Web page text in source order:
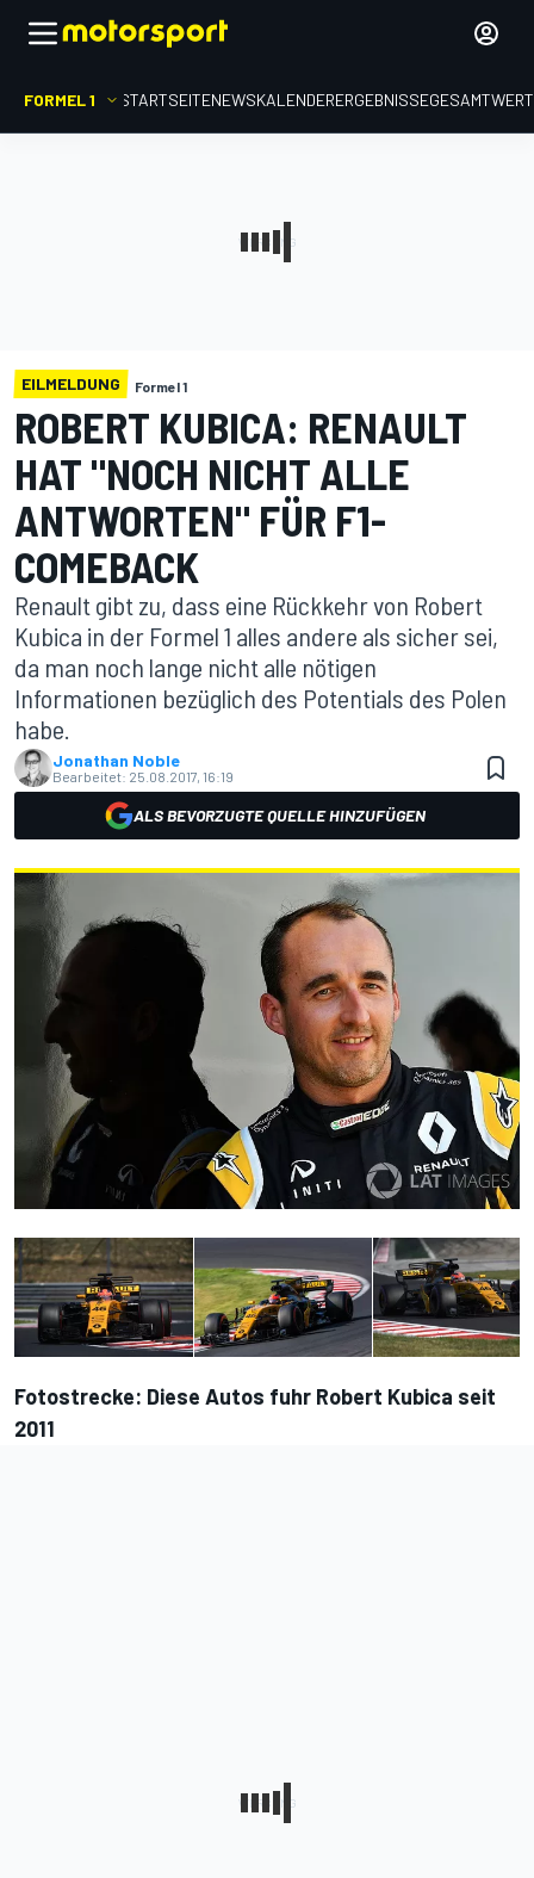
FORMEL 1 STARTSEITENEWSKALENDERERGEBNISSE
EILMELDUNG Formel 1
ROBERT KUBICA: RENAULT
HAT "NOCH NICHT ALLE
ANTWORTEN" FÜR F1-
COMEBACK
Renault gibt zu, dass eine Rückkehr von Robert
Kubica in der Formel 1 alles andere als sicher sei,
da man noch lange nicht alle nötigen
Informationen bezüglich des Potentials des Polen
habe.
Jonathan Noble
Bearbeitet: 25.08.2017, 16:19
ALS BEVORZUGTE QUELLE HINZUFÜGEN
Fotostrecke: Diese Autos fuhr Robert Kubica seit
2011